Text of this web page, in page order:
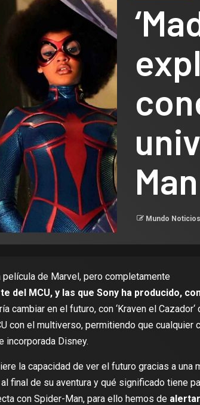
Mundo
película de Marvel, pero completamente
del MCU, y las que Sony ha producido,
cambiar en el futuro, con ‘Kraven el Cazador‘
con el multiverso, permitiendo que cualquier
incorporada Disney.
la capacidad de ver el futuro gracias a una
final de su aventura y qué significado tiene
con Spider-Man, para ello hemos de